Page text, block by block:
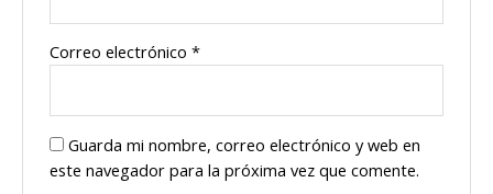
Correo electrónico*
Guarda mi nombre, correo electrónico y web en
este navegador para la próxima vez que comente.